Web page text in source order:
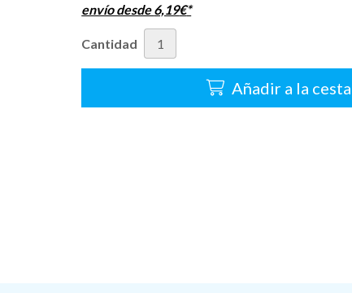
envío desde6,19€*
Cantidad
Añadir a la cesta